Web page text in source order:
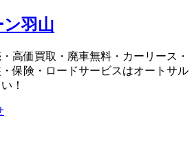
高価買取・廃車無料・カーリース・
保険・ロードサービスはオートサル
！